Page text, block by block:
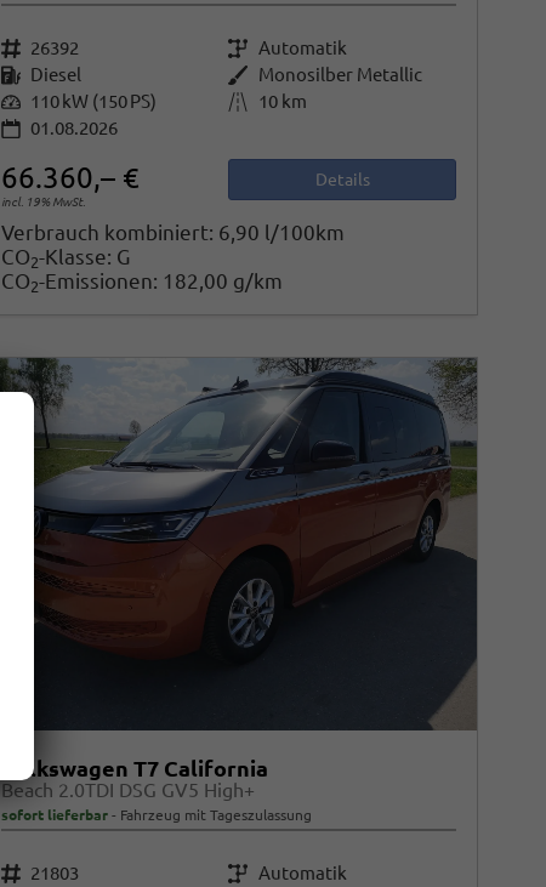
Fahrzeugnr. 26392 GetriebeAutomatik
Kraftstoff Diesel Außenfarbe Monosilber Metallic
Leistung 110 kW (150 PS) Kilometerstand 10 km
01.08.2026
66.360,– €
incl. 19% MwSt.
Details
Verbrauch kombiniert: 6,90 l/100km
CO2-Klasse: G
CO2-Emissionen: 182,00 g/km
Volkswagen T7 California
Beach 2.0TDI DSG GV5 High+
sofort lieferbar Fahrzeug mit Tageszulassung
Fahrzeugnr. 21803 GetriebeAutomatik